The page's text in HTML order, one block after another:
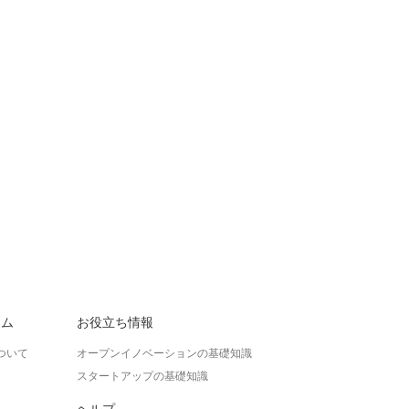
いて
お役立ち情報
オープンイノベーションの基礎知識
スタートアップの基礎知識